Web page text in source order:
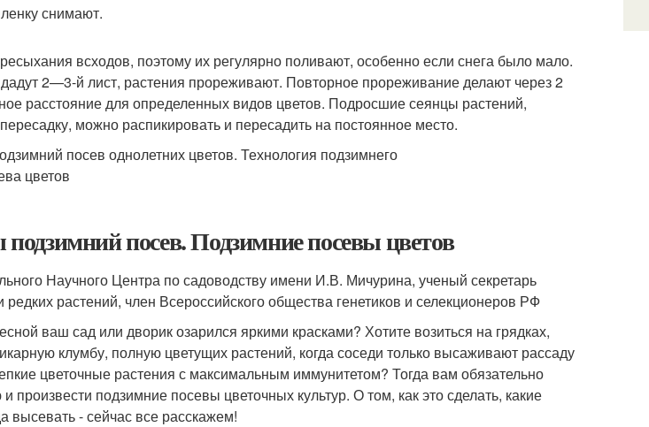
снимают.
всходов, поэтому их регулярно поливают, особенно если снега было мало.
2—3-й лист, растения прореживают. Повторное прореживание делают через 2
расстояние для определенных видов цветов. Подросшие сеянцы растений,
можно распикировать и пересадить на постоянное место.
посев. Подзимние посевы цветов
Научного Центра по садоводству имени И.В. Мичурина, ученый секретарь
растений, член Всероссийского общества генетиков и селекционеров РФ
ваш сад или дворик озарился яркими красками? Хотите возиться на грядках,
клумбу, полную цветущих растений, когда соседи только высаживают рассаду
цветочные растения с максимальным иммунитетом? Тогда вам обязательно
произвести подзимние посевы цветочных культур. О том, как это сделать, какие
высевать - сейчас все расскажем!